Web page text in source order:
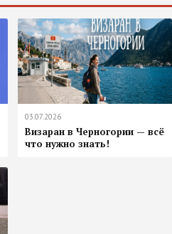
03.07.2026
Визаран в Черногории — всё
что нужно знать!